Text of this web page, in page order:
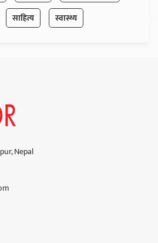
साहित्य स्वास्थ्य
Nepal